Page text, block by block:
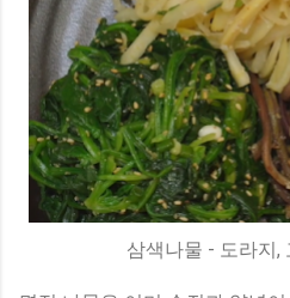
삼색나물 - 도라지,